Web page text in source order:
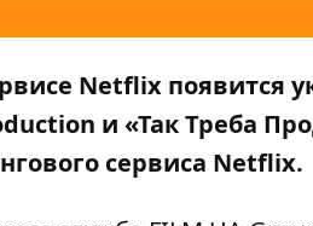
Netflix появится
и «Так Треба
сервиса Netflix.